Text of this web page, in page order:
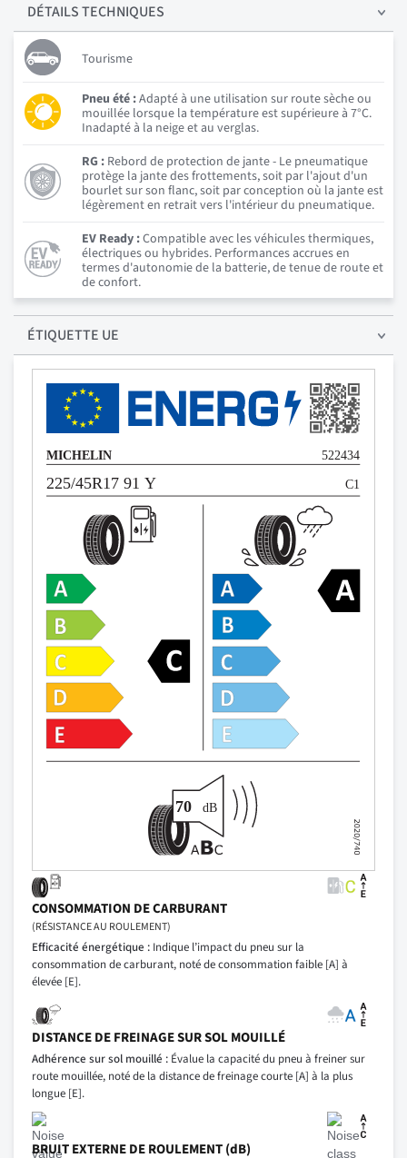
DÉTAILSTECHNIQUES
Tourisme
Pneu été :Adapté à une utilisation sur route sèche ou
mouillée lorsque la température est supérieure à 7°C.
Inadapté à la neige et au verglas.
RG : Rebord de protection de jante - Le pneumatique
protège la jante des frottements, soit par l'ajout d'un
bourlet sur son flanc, soit par conception où la jante est
légèrement en retrait vers l'intérieur du pneumatique.
EV Ready :Compatible avec les véhicules thermiques,
électriques ou hybrides. Performances accrues en
termes d'autonomie de la batterie, de tenue de route et
de confort.
ÉTIQUETTE UE
CONSOMMATION DE CARBURANT
(RÉSISTANCE AU ROULEMENT)
Efficacité énergétique : Indique l’impact du pneu sur la
consommation de carburant, noté de consommation faible [A] à
élevée [E].
DISTANCE DE FREINAGE SUR SOL MOUILLÉ
Adhérence sur sol mouillé : Évalue la capacité du pneu à freiner sur
route mouillée, noté de la distance de freinage courte [A] à la plus
longue [E].
BRUIT EXTERNE DE ROULEMENT (dB)